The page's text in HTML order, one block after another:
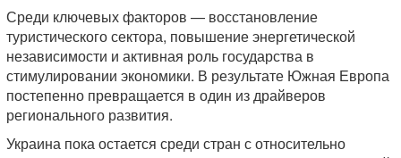
Среди ключевых факторов — восстановление
туристического сектора, повышение энергетической
независимости и активная роль государства в
стимулировании экономики. В результате Южная Европа
постепенно превращается в один из драйверов
регионального развития.
Украина пока остается среди стран с относительно